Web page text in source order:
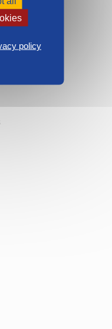
policy